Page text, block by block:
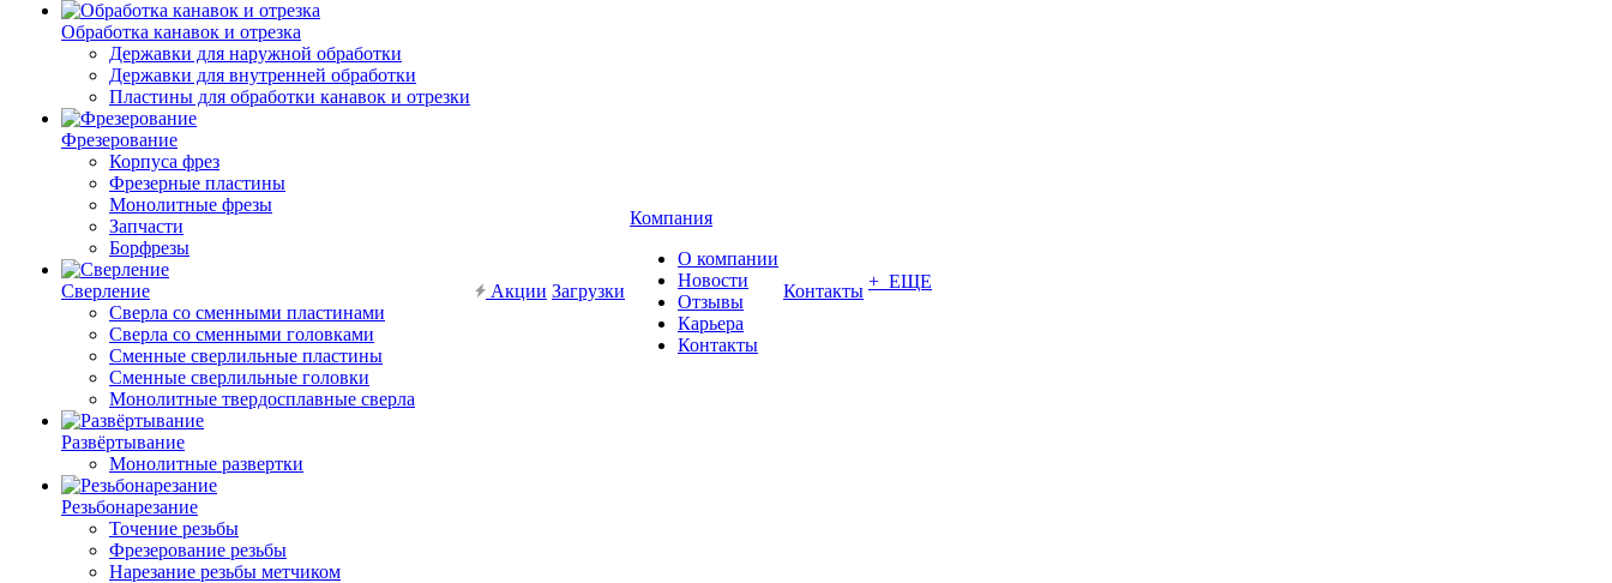
Обработка канавок и отрезка
Державки для наружной обработки
Державки для внутренней обработки
Пластины для обработки канавок и отрезки
Фрезерование
Корпуса фрез
Фрезерные пластины
Монолитные фрезы
Запчасти
Борфрезы
Сверление
Сверла со сменными пластинами
Сверла со сменными головками
Сменные сверлильные пластины
Сменные сверлильные головки
Монолитные твердосплавные сверла
Развёртывание
Монолитные развертки
Резьбонарезание
Точение резьбы
Фрезерование резьбы
Нарезание резьбы метчиком
Акции Загрузки
Компания
О компании
Новости
Отзывы
Карьера
Контакты
Контакты + ЕЩЕ